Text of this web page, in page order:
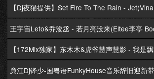
【Dj夜猫提供】Set Fire To The Rain -